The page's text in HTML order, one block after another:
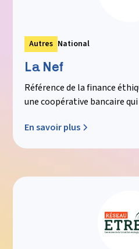
Autres National
La Nef
Référence de la finance
une coopérative bancaire
En savoir plus